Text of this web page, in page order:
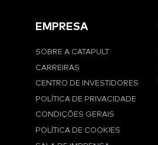
EMPRESA
SOBRE A CATAPULT
CARREIRAS
CENTRO DE INVESTIDORES
POLÍTICA DE PRIVACIDADE
CONDIÇÕES GERAIS
POLÍTICA DE COOKIES